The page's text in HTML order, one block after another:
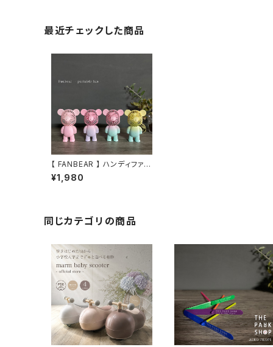
最近チェックした商品
【 FANBEAR 】 ハンディファ
ン ポータブルファン ミニフ
ァン 携帯扇風機 ポータブ
ルカラー
¥1,980
同じカテゴリの商品